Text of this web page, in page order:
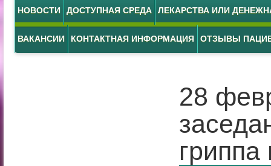
НОВОСТИ ДОСТУПНАЯ СРЕДА ЛЕКАРСТВА ИЛИ
ВАКАНСИИ КОНТАКТНАЯ ИНФОРМАЦИЯ ОТЗЫВЫ
28